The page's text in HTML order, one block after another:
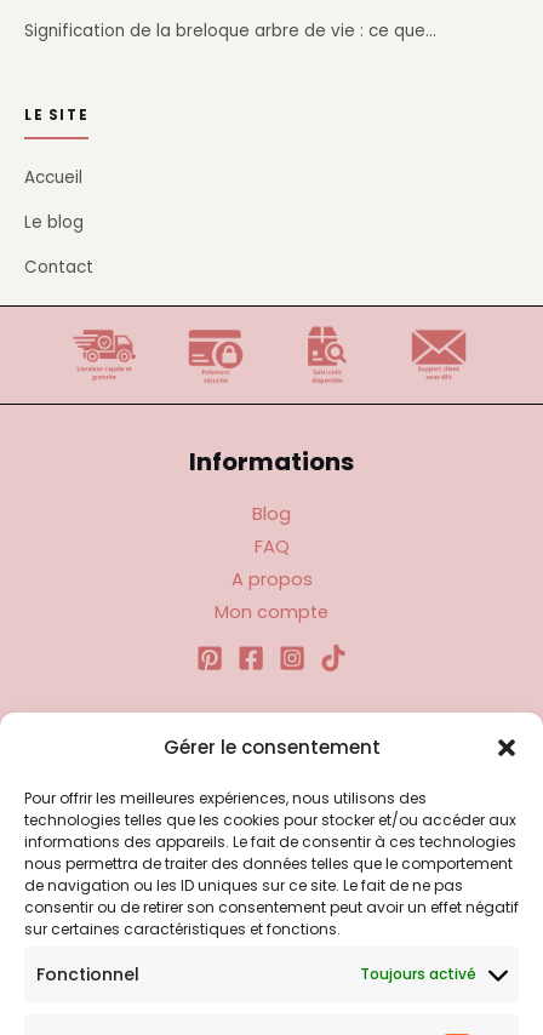
Gérer le consentement
Pour offrir les meilleures expériences, nous utilisons des
technologies telles que les cookies pour stocker et/ou accéder aux
informations des appareils. Le fait de consentir à ces technologies
nous permettra de traiter des données telles que le comportement
de navigation ou les ID uniques sur ce site. Le fait de ne pas
consentir ou de retirer son consentement peut avoir un effet négatif
sur certaines caractéristiques et fonctions.
Fonctionnel Toujours activé
Signification de la breloque arbre de vie : ce que…
LE SITE
Accueil
Le blog
Contact
Informations
Blog
FAQ
A propos
Mon compte
Liens utiles
Politique d’expédition
Politique de confidentialité
Politique de remboursements
Conditions générales de vente et d’utilisation